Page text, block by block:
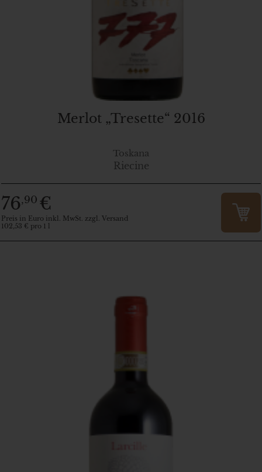
Merlot „Tresette“ 2016
Toskana
Riecine
76,90 €
Preis in Euro inkl. MwSt. zzgl. Versand
102,53 € pro 1 l